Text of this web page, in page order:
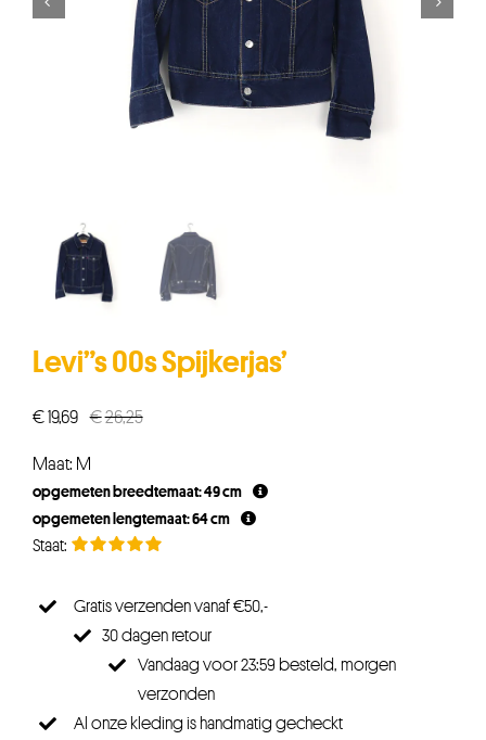
Levi”s 00s Spijkerjas’
€26,25Oorspronkelijke
€26,25.
€19,69
Huidige
€19,69.
Maat: M
opgemeten breedtemaat: 49 cm
opgemeten lengtemaat: 64 cm
Gratis verzenden vanaf €50,-
30 dagen retour
Vandaag voor 23:59 besteld, morgen
verzonden
Al onze kleding is handmatig gecheckt